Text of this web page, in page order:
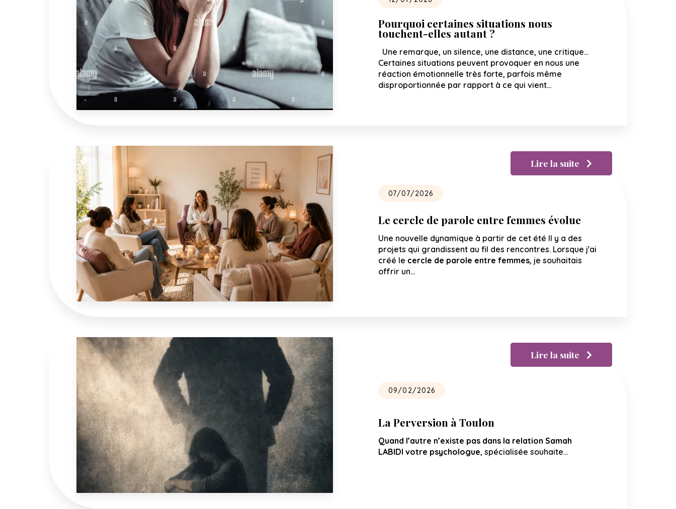
Pourquoi certaines situations nous
touchent-elles autant ?
Une remarque, un silence, une distance, une critique…
Certaines situations peuvent provoquer en nous une
réaction émotionnelle très forte, parfois même
disproportionnée par rapport à ce qui vient…
07/07/2026
Le cercle de parole entre femmes évolue
Une nouvelle dynamique à partir de cet été Il y a des
projets qui grandissent au fil des rencontres. Lorsque j'ai
créé le cercle de parole entre femmes, je souhaitais
offrir un…
Lire la suite
09/02/2026
La Perversion à Toulon
Quand l’autre n’existe pas dans la relation Samah
LABIDI votre psychologue, spécialisée souhaite…
Lire la suite